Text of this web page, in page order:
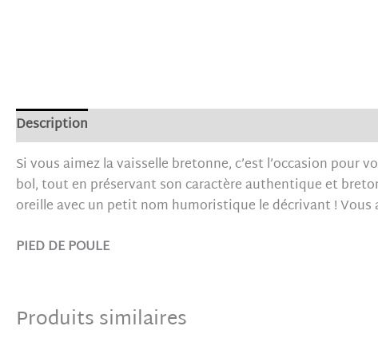
Description
Si vous aimez la vaisselle bretonne, c’est l’occasion pour
bol, tout en préservant son caractère authentique et
oreille avec un petit nom humoristique le décrivant !
PIED DE POULE
Produits similaires